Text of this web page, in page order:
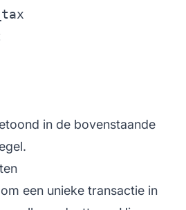
in de bovenstaande
een unieke transactie in